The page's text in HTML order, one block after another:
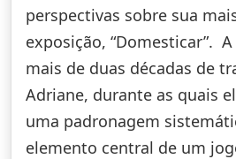
perspectivas sobre sua
exposição, “Domesticar”.
mais de duas décadas de
Adriane, durante as quais
uma padronagem
elemento central de um